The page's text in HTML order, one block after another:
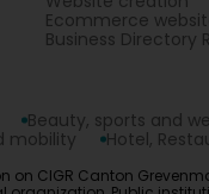
Ecommerce
Business Directory
Beauty, sports and
mobility
Hotel,
CIGR Canton